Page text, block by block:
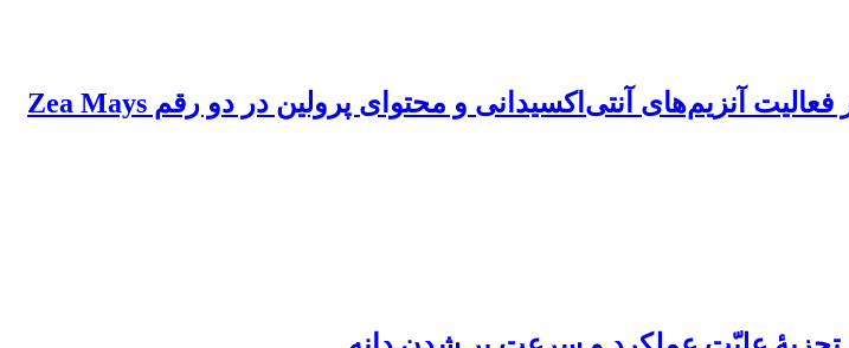
ارزیابی اثر محلول‌پاشی اکسید روی به فرم معمول و نانوذرات بر فعالیت آنزیم‌های آنتی‌اکسیدانی و محتوای پرولین در دو رقم Zea Mays